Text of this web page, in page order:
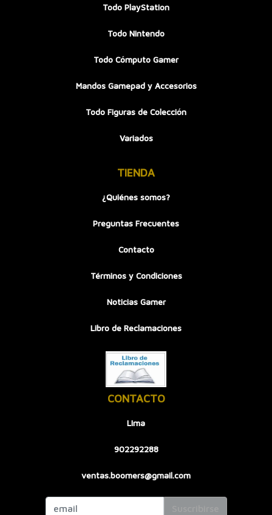
Todo PlayStation
Todo Nintendo
Todo Cómputo Gamer
Mandos Gamepad y Accesorios
Todo Figuras de Colección
Variados
TIENDA
¿Quiénes somos?
Preguntas Frecuentes
Contacto
Términos y Condiciones
Noticias Gamer
Libro de Reclamaciones
CONTACTO
LIma
902292288
ventas.boomers@gmail.com